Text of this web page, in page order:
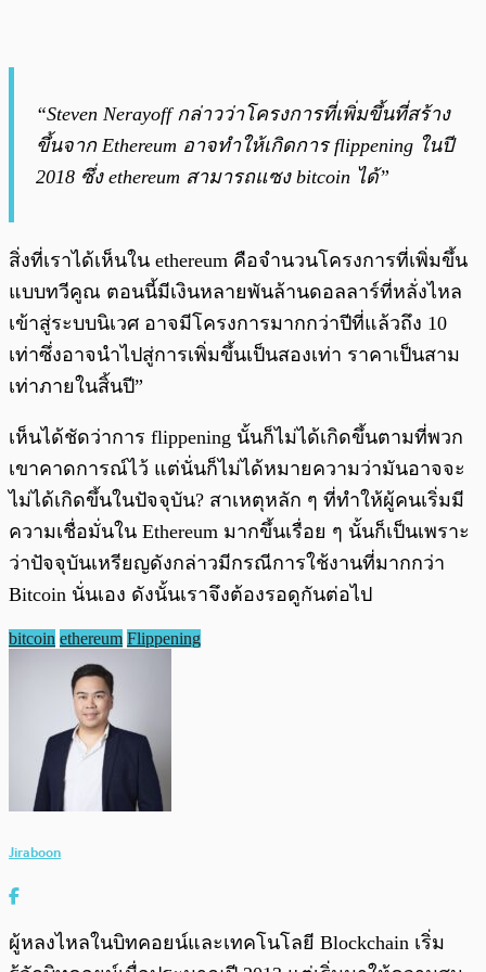
“Steven Nerayoff กล่าวว่าโครงการที่เพิ่มขึ้นที่สร้าง
ขึ้นจาก Ethereum อาจทำให้เกิดการ flippening ในปี
2018 ซึ่ง ethereum สามารถแซง bitcoin ได้”
สิ่งที่เราได้เห็นใน ethereum คือจำนวนโครงการที่เพิ่มขึ้น
แบบทวีคูณ ตอนนี้มีเงินหลายพันล้านดอลลาร์ที่หลั่งไหล
เข้าสู่ระบบนิเวศ อาจมีโครงการมากกว่าปีที่แล้วถึง 10
เท่าซึ่งอาจนำไปสู่การเพิ่มขึ้นเป็นสองเท่า ราคาเป็นสาม
เท่าภายในสิ้นปี”
เห็นได้ชัดว่าการ flippening นั้นก็ไม่ได้เกิดขึ้นตามที่พวก
เขาคาดการณ์ไว้ แต่นั่นก็ไม่ได้หมายความว่ามันอาจจะ
ไม่ได้เกิดขึ้นในปัจจุบัน? สาเหตุหลัก ๆ ที่ทำให้ผู้คนเริ่มมี
ความเชื่อมั่นใน Ethereum มากขึ้นเรื่อย ๆ นั้นก็เป็นเพราะ
ว่าปัจจุบันเหรียญดังกล่าวมีกรณีการใช้งานที่มากกว่า
Bitcoin นั่นเอง ดังนั้นเราจึงต้องรอดูกันต่อไป
bitcoin ethereum Flippening
Jiraboon
ผู้หลงไหลในบิทคอยน์และเทคโนโลยี Blockchain เริ่ม